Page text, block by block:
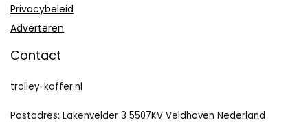
Privacybeleid
Adverteren
Contact
trolley-koffer.nl
Postadres: Lakenvelder 3 5507KV Veldhoven Nederland